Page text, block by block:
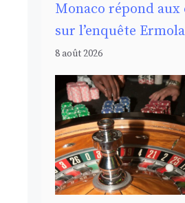
Monaco répond
sur l’enquête
8 août 2026